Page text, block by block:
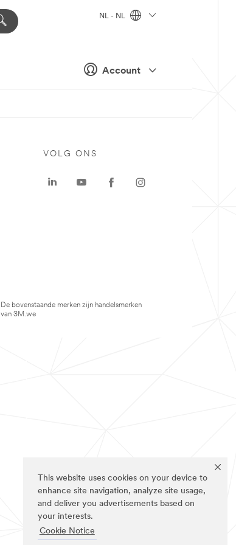
This website uses cookies on your device to
enhance site navigation, analyze site usage,
and deliver you advertisements based on
your interests.
Cookie Notice
Account
NL - NL
VOLG ONS
De bovenstaande merken zijn handelsmerken
van 3M.we